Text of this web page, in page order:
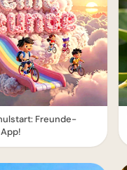
Freunde-